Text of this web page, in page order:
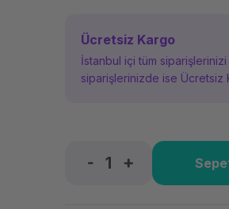
Ücretsiz Kargo
İstanbul içi tüm siparişlerinizi
siparişlerinizde ise Ücretsiz